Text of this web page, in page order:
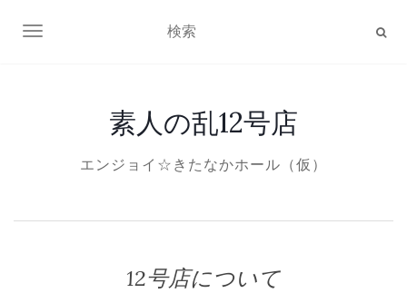
ナビゲーション切り替え
素人の乱12号店
エンジョイ☆きたなかホール（仮）
12号店について